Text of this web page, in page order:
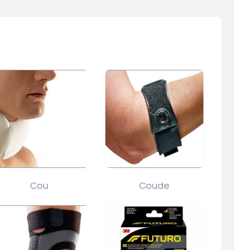
Cou Coude